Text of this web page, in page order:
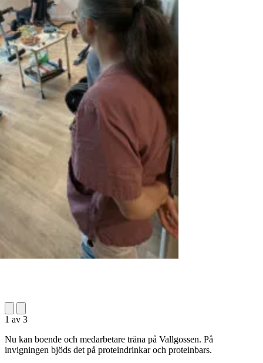
1 av 3
Nu kan boende och medarbetare träna på Vallgossen. På
invigningen bjöds det på proteindrinkar och proteinbars.